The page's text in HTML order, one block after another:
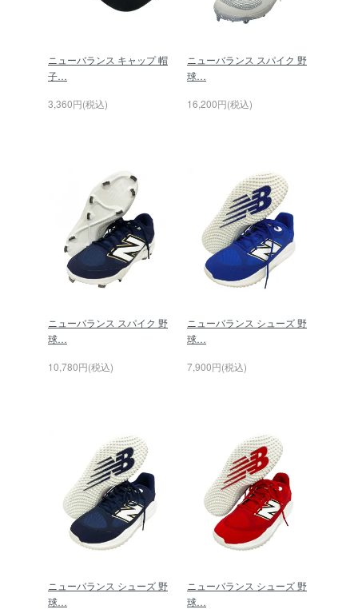
ニューバランス キャップ 帽
子…
3,360円(税込)
ニューバランス スパイク 野
球…
16,200円(税込)
ニューバランス スパイク 野
球…
10,780円(税込)
ニューバランス シューズ 野
球…
7,900円(税込)
ニューバランス シューズ 野
球…
ニューバランス シューズ 野
球…